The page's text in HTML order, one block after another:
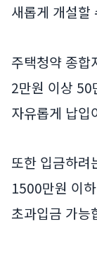
새롭게 개설할
주택청약 종합
2만원 이상 50
자유롭게 납입
또한 입금하려
1500만원 이
초과입금 가능